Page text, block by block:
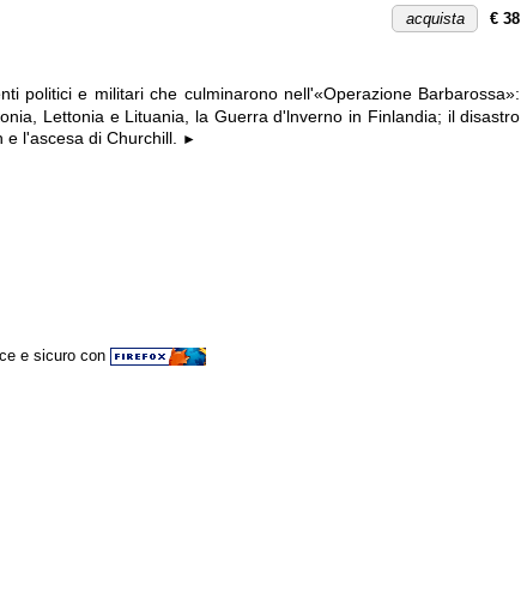
€ 38
acquista
politici e militari che culminarono nell'«Operazione Barbarossa»:
Lettonia e Lituania, la Guerra d'lnverno in Finlandia; il disastro
e l'ascesa di Churchill. ►
e sicuro con